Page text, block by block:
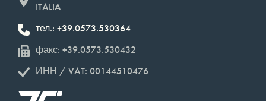
ITALIA
тел.: +39.0573.530364
факс: +39.0573.530432
ИНН / VAT: 00144510476